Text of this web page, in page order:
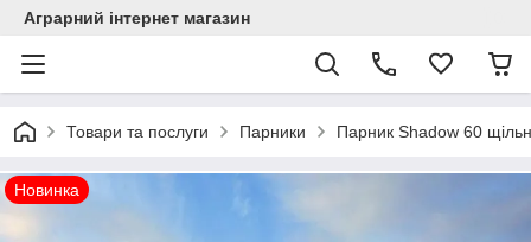
Аграрний інтернет магазин
Товари та послуги Парники Парник Shadow 60
Новинка